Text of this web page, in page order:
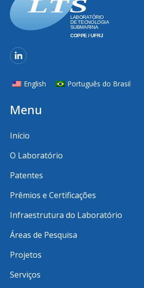
English Português do Brasil
Menu
Início
O Laboratório
Patentes
Prêmios e Certificações
Infraestrutura do Laboratório
Áreas de Pesquisa
Projetos
Serviços